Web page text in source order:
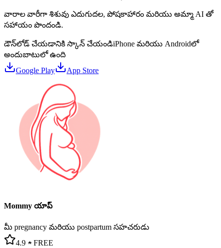
వారాల వారీగా శిశువు ఎదుగుదల, పోషకాహారం మరియు అమ్మా AI తో
సహాయం పొందండి.
డౌన్‌లోడ్ చేయడానికి స్కాన్ చేయండిiPhone మరియు Androidలో
అందుబాటులో ఉంది
Google Play
App Store
Mommy యాప్
మీ pregnancy మరియు postpartum సహచరుడు
4.9 ★ FREE